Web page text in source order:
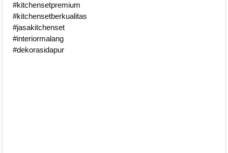
#kitchensetpremium
#kitchensetberkualitas
#jasakitchenset
#interiormalang
#dekorasidapur